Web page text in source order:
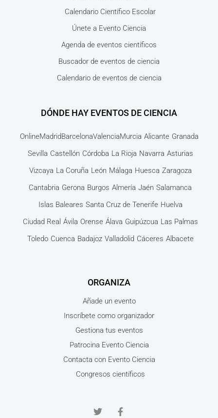
Calendario Científico Escolar
Únete a Evento Ciencia
Agenda de eventos científicos
Buscador de eventos de ciencia
Calendario de eventos de ciencia
DÓNDE HAY EVENTOS DE CIENCIA
OnlineMadridBarcelonaValenciaMurcia Alicante Granada
Sevilla Castellón Córdoba La Rioja Navarra Asturias
Vizcaya La Coruña León Málaga Huesca Zaragoza
Cantabria Gerona Burgos Almería Jaén Salamanca
Islas Baleares Santa Cruz de Tenerife Huelva
Ciudad Real Ávila Orense Álava Guipúzcua Las Palmas
Toledo Cuenca Badajoz Valladolid Cáceres Albacete
ORGANIZA
Añade un evento
Inscríbete como organizador
Gestiona tus eventos
Patrocina Evento Ciencia
Contacta con Evento Ciencia
Congresos científicos